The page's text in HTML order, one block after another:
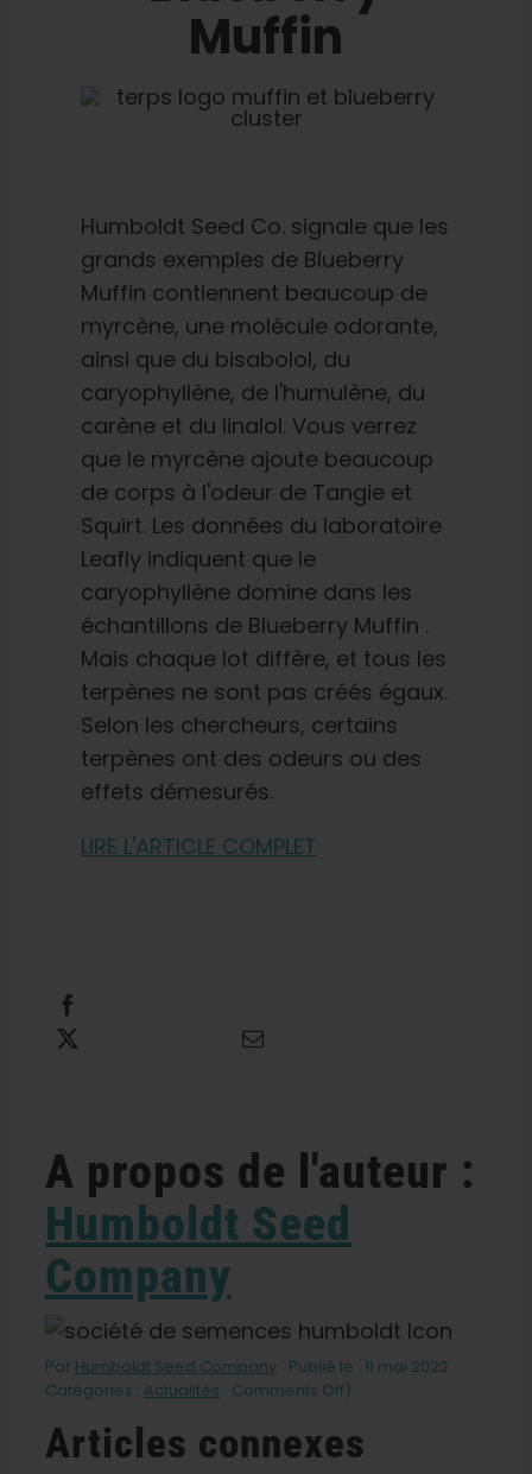
Muffin
Humboldt Seed Co. signale que les
grands exemples de Blueberry
Muffin contiennent beaucoup de
myrcène, une molécule odorante,
ainsi que du bisabolol, du
caryophyllène, de l'humulène, du
carène et du linalol. Vous verrez
que le myrcène ajoute beaucoup
de corps à l'odeur de Tangie et
Squirt. Les données du laboratoire
Leafly indiquent que le
caryophyllène domine dans les
échantillons de Blueberry Muffin .
Mais chaque lot diffère, et tous les
terpènes ne sont pas créés égaux.
Selon les chercheurs, certains
terpènes ont des odeurs ou des
effets démesurés.
LIRE L'ARTICLE COMPLET
A propos de l'auteur :
Humboldt Seed
Company
Par Humboldt Seed Company Publié le : 11 mai 2022
Catégories : Actualités Comments Offon
Muffin
fresh
)
Articles connexes